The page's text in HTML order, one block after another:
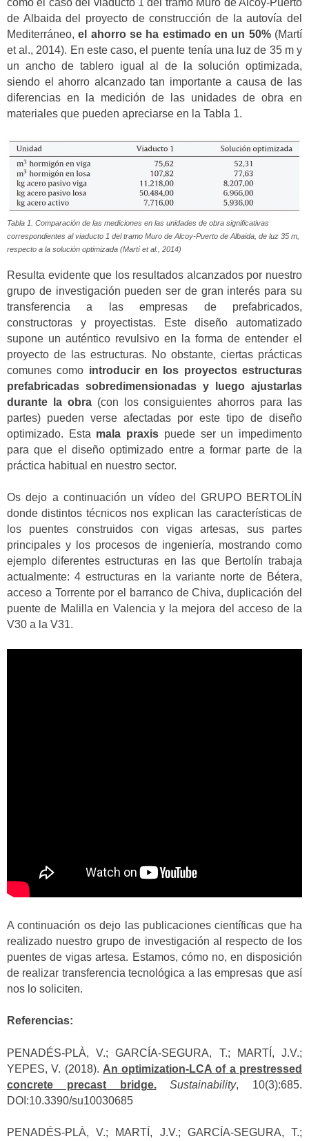
como el caso del viaducto 1 del tramo Muro de Alcoy-Puerto
de Albaida del proyecto de construcción de la autovía del
Mediterráneo,el ahorro se ha estimado en un 50%(Martí
et al., 2014). En este caso, el puente tenía una luz de 35 m y
un ancho de tablero igual al de la solución optimizada,
siendo el ahorro alcanzado tan importante a causa de las
diferencias en la medición de las unidades de obra en
materiales que pueden apreciarse en la Tabla 1.
Tabla 1. Comparación de las mediciones en las unidades de obra significativas
correspondientes al viaducto 1 del tramo Muro de Alcoy-Puerto de Albaida, de luz 35 m,
respecto a la solución optimizada (Martí et al., 2014)
Resulta evidente que los resultados alcanzados por nuestro
grupo de investigación pueden ser de gran interés para su
transferencia a las empresas de prefabricados,
constructoras y proyectistas. Este diseño automatizado
supone un auténtico revulsivo en la forma de entender el
proyecto de las estructuras. No obstante, ciertas prácticas
comunes como introducir en los proyectos estructuras
prefabricadas sobredimensionadas y luego ajustarlas
durante la obra(con los consiguientes ahorros para las
partes) pueden verse afectadas por este tipo de diseño
optimizado. Esta mala praxis puede ser un impedimento
para que el diseño optimizado entre a formar parte de la
práctica habitual en nuestro sector.
Os dejo a continuación un vídeo del GRUPO BERTOLÍN
donde distintos técnicos nos explican las características de
los puentes construidos con vigas artesas, sus partes
principales y los procesos de ingeniería, mostrando como
ejemplo diferentes estructuras en las que Bertolín trabaja
actualmente: 4 estructuras en la variante norte de Bétera,
acceso a Torrente por el barranco de Chiva, duplicación del
puente de Malilla en Valencia y la mejora del acceso de la
V30 a la V31.
A continuación os dejo las publicaciones científicas que ha
realizado nuestro grupo de investigación al respecto de los
puentes de vigas artesa. Estamos, cómo no, en disposición
de realizar transferencia tecnológica a las empresas que así
nos lo soliciten.
Referencias:
PENADÉS-PLÀ, V.; GARCÍA-SEGURA, T.; MARTÍ, J.V.;
YEPES, V. (2018). An optimization-LCA of a prestressed
concrete precast bridge.
Sustainability, 10(3):685.
DOI:10.3390/su10030685
PENADÉS-PLÀ, V.; MARTÍ, J.V.; GARCÍA-SEGURA, T.;